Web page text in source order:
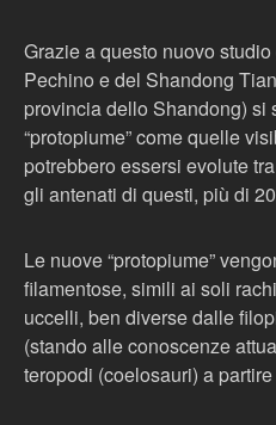
Grazie a questo nuovo
Pechino e del Shandong
provincia dello Shandong) si
“protopiume” come quelle
potrebbero essersi evolute
gli antenati di questi, più di
Le nuove “protopiume”
filamentose, simili ai soli
uccelli, ben diverse dalle
(stando alle conoscenze
teropodi (coelosauri) a